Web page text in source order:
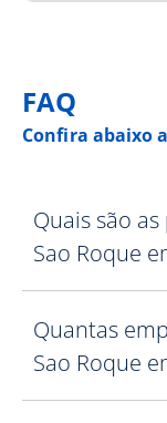
FAQ
Confira abaixo
Quais são
Sao Roque
Quantas
Sao Roque